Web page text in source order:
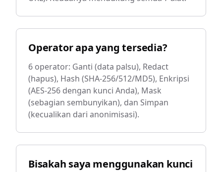
Operator apa yang tersedia?
6 operator: Ganti (data palsu), Redact
(hapus), Hash (SHA-256/512/MD5), Enkripsi
(AES-256 dengan kunci Anda), Mask
(sebagian sembunyikan), dan Simpan
(kecualikan dari anonimisasi).
Bisakah saya menggunakan kunci